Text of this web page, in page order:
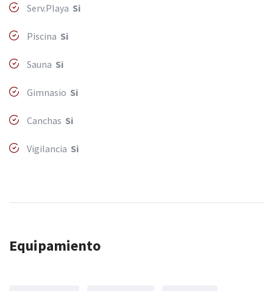
Serv.Playa Si
Piscina Si
Sauna Si
Gimnasio Si
Canchas Si
Vigilancia Si
Equipamiento